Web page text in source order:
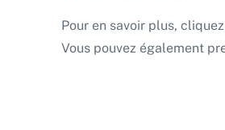
Pour en savoir plus,
Vous pouvez également